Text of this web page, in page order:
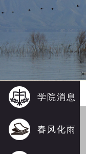
学院消息
春风化雨